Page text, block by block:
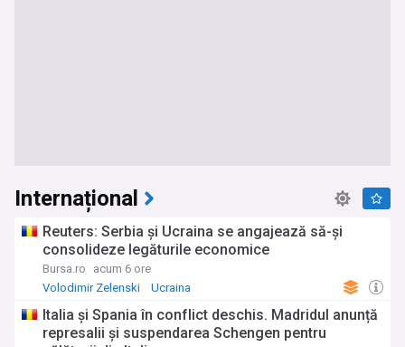
Internațional
Reuters: Serbia şi Ucraina se angajează să-şi
consolideze legăturile economice
Bursa.ro
acum 6 ore
Volodimir Zelenski
Ucraina
Italia și Spania în conflict deschis. Madridul anunță
represalii și suspendarea Schengen pentru